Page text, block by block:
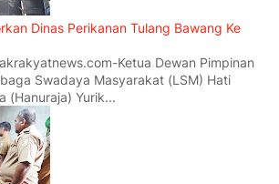
Dinas Perikanan Tulang Bawang Ke
Ketua Dewan Pimpinan
Swadaya Masyarakat (LSM) Hati
(Hanuraja) Yurik...